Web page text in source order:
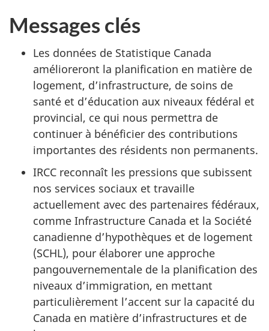
Messages clés
Les données de Statistique Canada
amélioreront la planification en matière de
logement, d’infrastructure, de soins de
santé et d’éducation aux niveaux fédéral et
provincial, ce qui nous permettra de
continuer à bénéficier des contributions
importantes des résidents non permanents.
IRCC reconnaît les pressions que subissent
nos services sociaux et travaille
actuellement avec des partenaires fédéraux,
comme Infrastructure Canada et la Société
canadienne d’hypothèques et de logement
(SCHL), pour élaborer une approche
pangouvernementale de la planification des
niveaux d’immigration, en mettant
particulièrement l’accent sur la capacité du
Canada en matière d’infrastructures et de